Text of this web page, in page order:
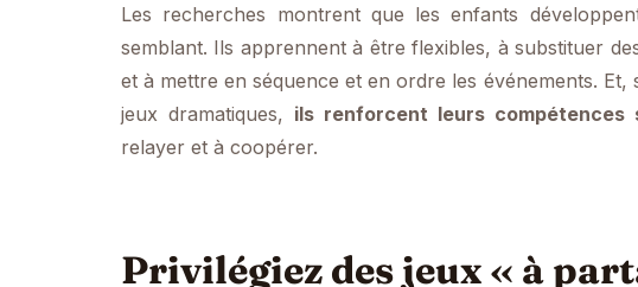
Les recherches montrent que les enfants
semblant. Ils apprennent à être flexibles, à substituer
et à mettre en séquence et en ordre les événements.
jeux dramatiques, ils renforcent leurs
relayer et à coopérer.
Privilégiez des jeux « à